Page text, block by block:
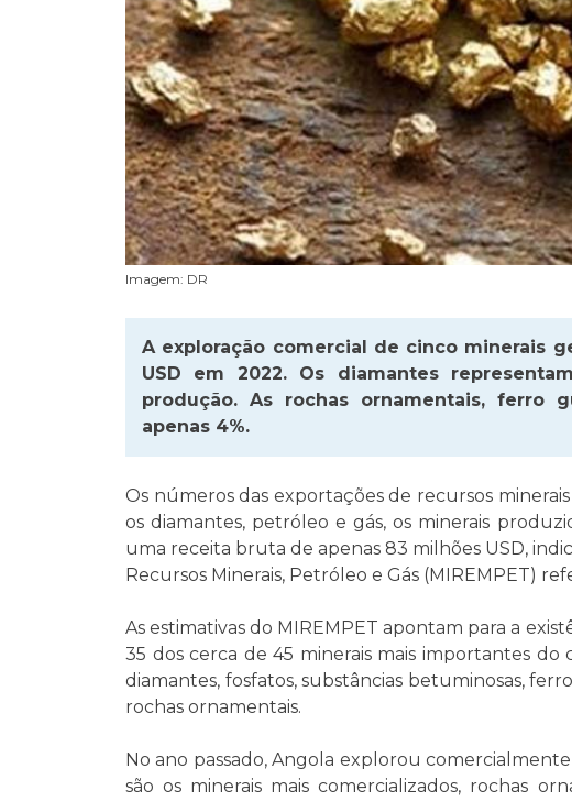
Imagem: DR
A exploração comercial de cinco minerais
USD em 2022. Os diamantes
produção. As rochas ornamentais, ferro
apenas 4%.
Os números das exportações de recursos
os diamantes, petróleo e gás, os minerais
uma receita bruta de apenas 83 milhões USD,
Recursos Minerais, Petróleo e Gás (MIREMPET)
As estimativas do MIREMPET apontam para a
35 dos cerca de 45 minerais mais importantes
diamantes, fosfatos, substâncias betuminosas,
rochas ornamentais.
No ano passado, Angola explorou
são os minerais mais comercializados, rochas